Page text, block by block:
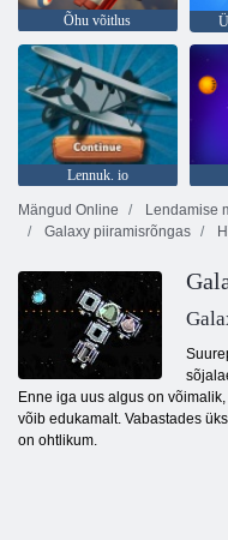
Õhu võitlus
Lennuk. io
Mängud Online
Lendamise
Galaxy piiramisrõngas
Enne iga uus algus on
võib edukamalt. Vabastades
on ohtlikum.